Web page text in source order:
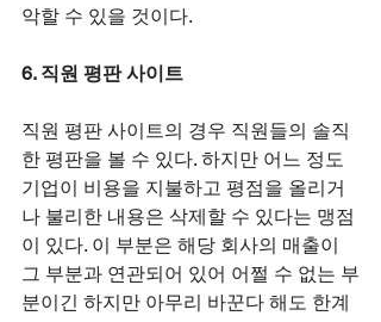
악할 수 있을 것이다.
6. 직원 평판 사이트
직원 평판 사이트의 경우 직원들의 솔직
한 평판을 볼 수 있다. 하지만 어느 정도
기업이 비용을 지불하고 평점을 올리거
나 불리한 내용은 삭제할 수 있다는 맹점
이 있다. 이 부분은 해당 회사의 매출이
그 부분과 연관되어 있어 어쩔 수 없는 부
분이긴 하지만 아무리 바꾼다 해도 한계